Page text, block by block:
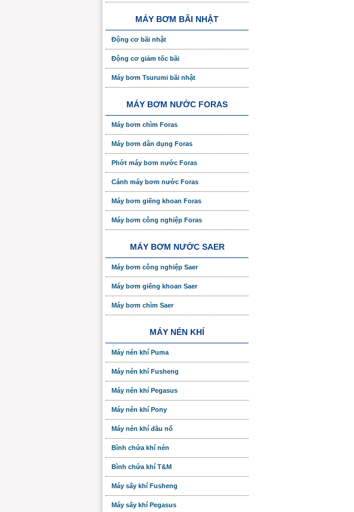
MÁY BƠM BÃI NHẬT
Động cơ bãi nhật
Động cơ giảm tốc bãi
Máy bơm Tsurumi bãi nhật
MÁY BƠM NƯỚC FORAS
Máy bơm chìm Foras
Máy bơm dân dụng Foras
Phớt máy bơm nước Foras
Cánh máy bơm nước Foras
Máy bơm giếng khoan Foras
Máy bơm công nghiệp Foras
MÁY BƠM NƯỚC SAER
Máy bơm công nghiệp Saer
Máy bơm giếng khoan Saer
Máy bơm chìm Saer
MÁY NÉN KHÍ
Máy nén khí Puma
Máy nén khí Fusheng
Máy nén khí Pegasus
Máy nén khí Pony
Máy nén khí đầu nổ
Bình chứa khí nén
Bình chứa khí T&M
Máy sấy khí Fusheng
Máy sấy khí Pegasus